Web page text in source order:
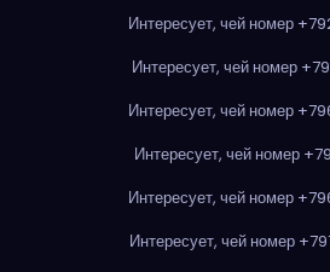
Интересует, чей номер
Интересует, чей номер
Интересует, чей номер
Интересует, чей номер
Интересует, чей номер
Интересует, чей номер